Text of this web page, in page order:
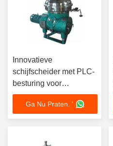
Innovatieve
schijfscheider met PLC-
besturing voor
bierverwerking
100L~10000L capaciteit
en 5 jaar garantie
Ga Nu Praten. '